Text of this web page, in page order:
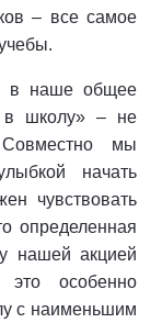
– все самое
в наше общее
в школу» – не
мы
начать
чувствовать
определенная
нашей акцией
особенно
с наименьшим